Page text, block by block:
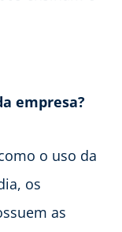
empresa?
o uso da
os
as